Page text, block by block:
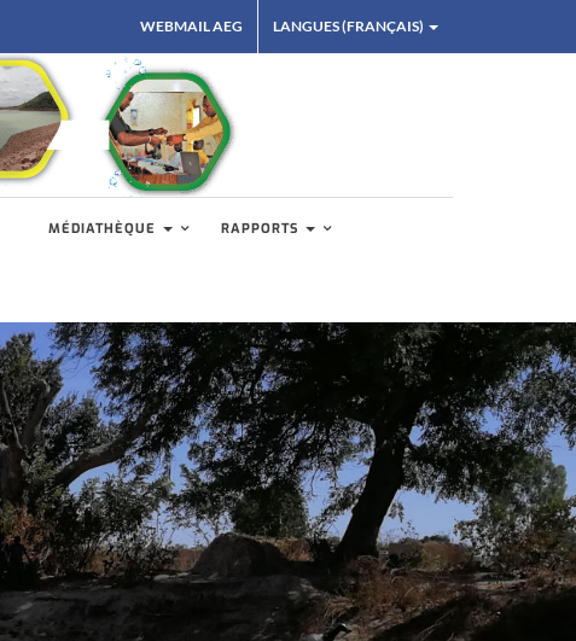
WEBMAIL AEG LANGUES (FRANÇAIS)
MÉDIATHÈQUE RAPPORTS